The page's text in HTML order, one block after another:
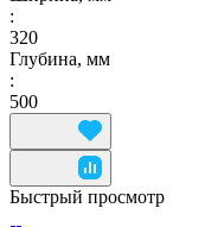
:
320
Глубина, мм
:
500
Быстрый просмотр